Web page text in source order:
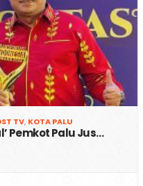
TV, KOTA PALU
Pemkot Palu Jus…